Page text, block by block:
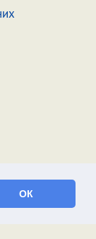
ОК
блога